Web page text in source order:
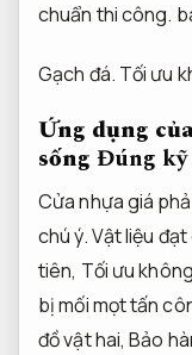
chuẩn thi công.
Gạch đá. Tối ưu
Ứng dụng
sống Đúng
Cửa nhựa giá
chú ý.Vật liệu
tiên, Tối ưu
bị mối mọt tấn
đồ vật hai,Bảo